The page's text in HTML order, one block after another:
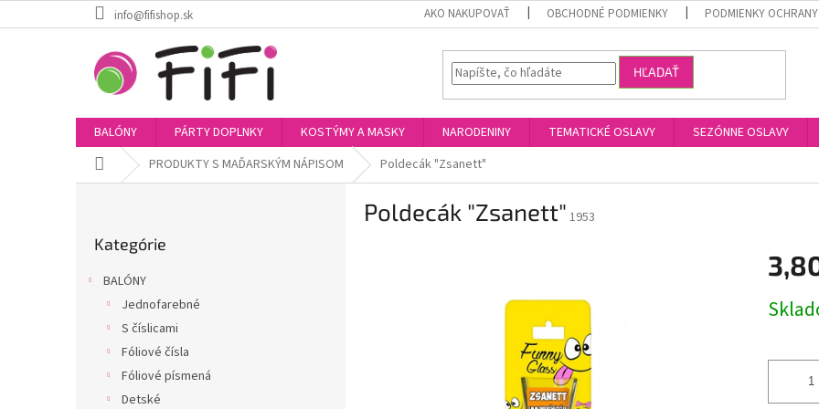
na
info@fifishop.sk AKO NAKUPOVAŤ OBCHODNÉ PODMIENKY PODMIENKY OCHRANY
HĽADAŤ
BALÓNY PÁRTY DOPLNKY KOSTÝMY A MASKY NARODENINY TEMATICKÉ OSLAVY SEZÓNNE OSLAVY
DomovPRODUKTY S MAĎARSKÝM NÁPISOM Poldecák "Zsanett"
kategórie
Kategórie
BALÓNY
Jednofarebné
S číslicami
Fóliové čísla
Fóliové písmená
Detské
Poldecák "Zsanett" 1953
cena: